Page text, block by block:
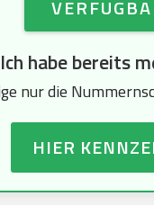
Ich habe bereits
nur die
HIER